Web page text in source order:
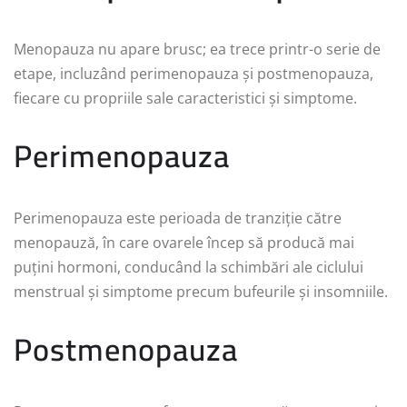
Menopauza nu apare brusc; ea trece printr-o serie de
etape, incluzând perimenopauza și postmenopauza,
fiecare cu propriile sale caracteristici și simptome.
Perimenopauza
Perimenopauza este perioada de tranziție către
menopauză, în care ovarele încep să producă mai
puțini hormoni, conducând la schimbări ale ciclului
menstrual și simptome precum bufeurile și insomniile.
Postmenopauza